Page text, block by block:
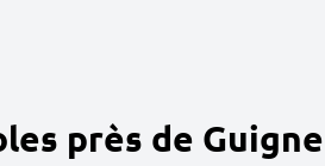
près de